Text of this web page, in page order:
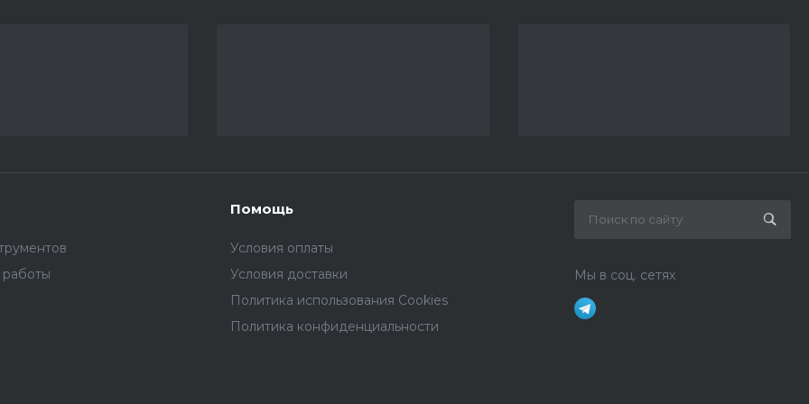
Помощь
Условия оплаты
Условия доставки
Политика использования Cookies
Политика конфиденциальности
Мы в соц. сетях